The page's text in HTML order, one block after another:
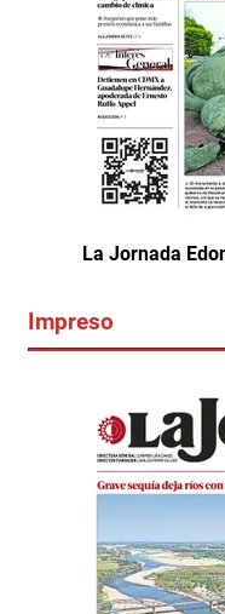
La Jornada
Impreso